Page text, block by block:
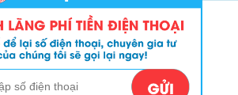
xã hội / Bệnh giang mai /
liễu là gì?
Hoa Liễu Là Gì?